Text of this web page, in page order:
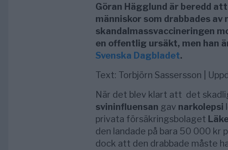
Göran Hägglund är beredd
människor som drabbades
skandalmassvaccineringen
en offentlig ursäkt, men han
Svenska Dagbladet.
Text: Torbjörn Sassersson |
När det blev klart att det
svininfluensan gav narkolepsi
privata försäkringsbolaget
den landade på bara 50 000 kr
dock att den drabbade måste